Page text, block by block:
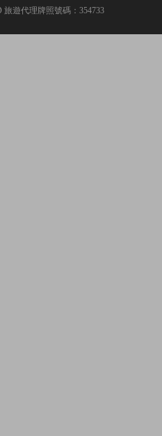
遊代理牌照號碼：354733